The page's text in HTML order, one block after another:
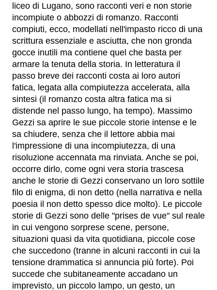
liceo di Lugano, sono racconti veri e non storie
incompiute o abbozzi di romanzo. Racconti
compiuti, ecco, modellati nell'impasto ricco di una
scrittura essenziale e asciutta, che non gronda
gocce inutili ma contiene quel che basta per
armare la tenuta della storia. In letteratura il
passo breve dei racconti costa ai loro autori
fatica, legata alla compiutezza accelerata, alla
sintesi (il romanzo costa altra fatica ma si
distende nel passo lungo, ha tempo). Massimo
Gezzi sa aprire le sue piccole storie intense e le
sa chiudere, senza che il lettore abbia mai
l'impressione di una incompiutezza, di una
risoluzione accennata ma rinviata. Anche se poi,
occorre dirlo, come ogni vera storia trascesa
anche le storie di Gezzi conservano un loro sottile
filo di enigma, di non detto (nella narrativa e nella
poesia il non detto spesso dice molto). Le piccole
storie di Gezzi sono delle "prises de vue" sul reale
in cui vengono sorprese scene, persone,
situazioni quasi da vita quotidiana, piccole cose
che succedono (tranne in alcuni racconti in cui la
tensione drammatica si annuncia più forte). Poi
succede che subitaneamente accadano un
imprevisto, un piccolo lampo, un gesto, un